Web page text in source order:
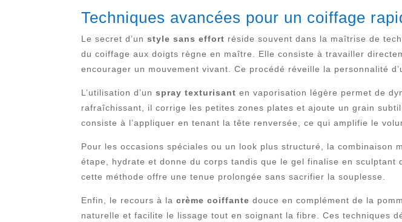
Techniques avancées pour un coiffage
Le secret d’unstyle sans effort réside souvent dans la maîtrise de
du coiffage aux doigts règne en maître. Elle consiste à travailler
encourager un mouvement vivant. Ce procédé réveille la personnalité
L’utilisation d’unspray texturisant en vaporisation légère permet de
rafraîchissant, il corrige les petites zones plates et ajoute un grain
consiste à l’appliquer en tenant la tête renversée, ce qui amplifie le
Pour les occasions spéciales ou un look plus structuré, la
étape, hydrate et donne du corps tandis que le gel finalise en sculptant
cette méthode offre une tenue prolongée sans sacrifier la souplesse.
Enfin, le recours à lacrème coiffante douce en complément de la
naturelle et facilite le lissage tout en soignant la fibre. Ces techniques